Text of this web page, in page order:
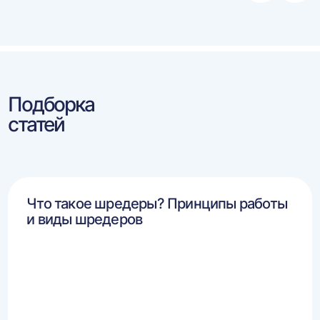
Подборка
статей
Что такое шредеры? Принципы работы
и виды шредеров